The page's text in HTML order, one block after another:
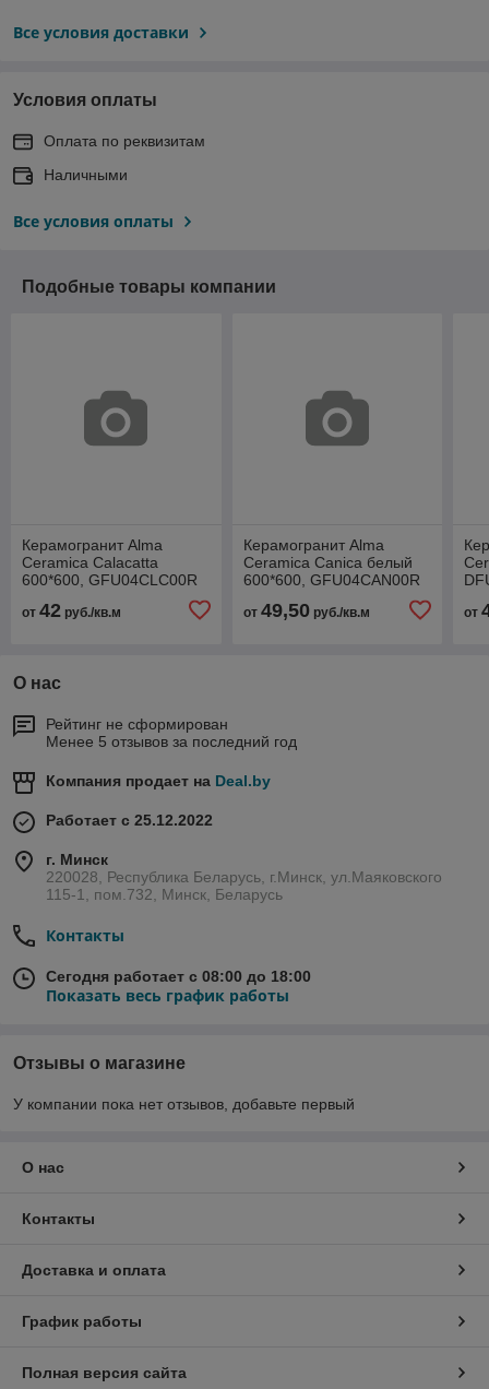
Все условия доставки
Условия оплаты
Оплата по реквизитам
Наличными
Все условия оплаты
Подобные товары компании
Керамогранит Alma
Ceramica Calacatta
600*600, GFU04CLC00R
от 42 руб./кв.м
Керамогранит Alma
Ceramica Canica белый
600*600, GFU04CAN00R
от 49,50руб./кв.м от
О нас
Рейтинг не сформирован
Менее 5 отзывов за последний год
Компания продает на Deal.by
Работает с 25.12.2022
г. Минск
220028, Республика Беларусь, г.Минск, ул.Маяковского
115-1, пом.732, Минск, Беларусь
Контакты
Сегодня работает с 08:00 до 18:00
Показать весь график работы
Отзывы о магазине
У компании пока нет отзывов, добавьте первый
О нас
Контакты
Доставка и оплата
График работы
Полная версия сайта